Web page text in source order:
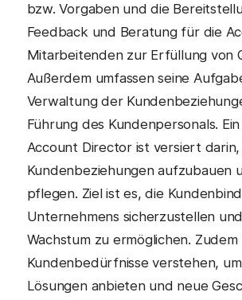
bzw. Vorgaben und die
Feedback und Beratung für die
Mitarbeitenden zur Erfüllung von
Außerdem umfassen seine
Verwaltung der
Führung des Kundenpersonals.
Account Director ist versiert darin,
Kundenbeziehungen aufzubauen
pflegen. Ziel ist es, die
Unternehmens sicherzustellen
Wachstum zu ermöglichen. Zudem
Kundenbedürfnisse verstehen,
Lösungen anbieten und neue